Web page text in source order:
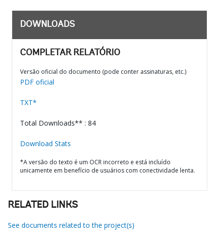
DOWNLOADS
COMPLETAR RELATÓRIO
Versão oficial do documento (pode conter assinaturas, etc.)
PDF oficial
TXT*
Total Downloads** : 84
Download Stats
*A versão do texto é um OCR incorreto e está incluído
unicamente em benefício de usuários com conectividade lenta.
RELATED LINKS
See documents related to the project(s)